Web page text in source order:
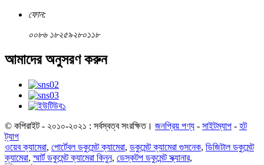
ফোন:
০০৮৬ ১৮২৫৯২৮০১১৮
আমাদের অনুসরণ করুন
© কপিরাইট - ২০১০-২০২১ : সর্বস্বত্ব সংরক্ষিত। জনপ্রিয় পণ্য - সাইটম্যাপ - হট
ট্যাগ
ওয়েব ক্যামেরা, পোর্টেবল ডকুমেন্ট ক্যামেরা, ডকুমেন্ট ক্যামেরা গুসনেক, ডিজিটাল ডকুমেন্ট
ক্যামেরা,স্মার্ট ডকুমেন্ট ক্যামেরা কিনুন, ডেস্কটপ ডকুমেন্ট স্ক্যানার,